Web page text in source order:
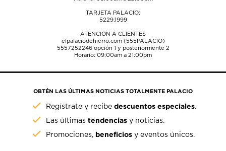
TARJETA PALACIO:
5229.1999
ATENCIÓN A CLIENTES
elpalaciodehierro.com (555PALACIO)
5557252246opción 1 y posteriormente 2
Horario: 09:00am a 21:00pm
OBTÉN LAS ÚLTIMAS NOTICIAS TOTALMENTE PALACIO
Regístrate y recibedescuentos especiales.
Las últimastendencias y noticias.
Promociones, beneficios y eventos únicos.